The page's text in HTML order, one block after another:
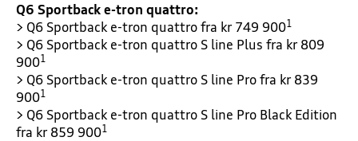
Q6 Sportback e-tron quattro:
> Q6 Sportback e-tron quattro fra kr 749 9001
> Q6 Sportback e-tron quattro S line Plus fra kr 809
9001
> Q6 Sportback e-tron quattro S line Pro fra kr 839
9001
> Q6 Sportback e-tron quattro S line Pro Black Edition
fra kr 859 9001